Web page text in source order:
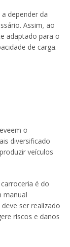
depender da
Assim, ao
adaptado para o
de carga.
o
diversificado
veículos
é do
manual
ser realizado
riscos e danos